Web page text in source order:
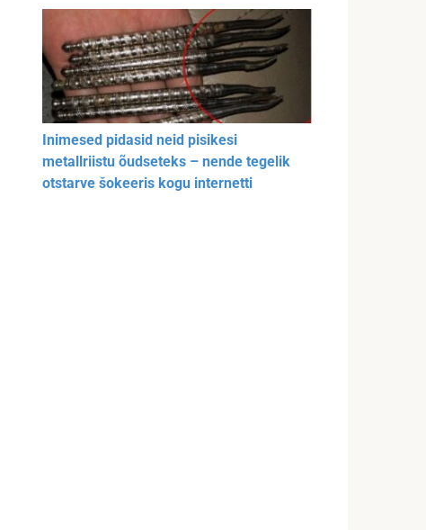
Inimesed pidasid neid pisikesi
metallriistu õudseteks – nende tegelik
otstarve šokeeris kogu internetti